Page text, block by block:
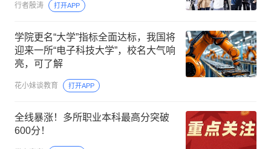
行者殷涛 打开APP
学院更名“大学”指标全面达标，我国将
迎来一所“电子科技大学”，校名大气响
亮，可了解
花小妹谈教育 打开APP
全线暴涨！多所职业本科最高分突破
600分！